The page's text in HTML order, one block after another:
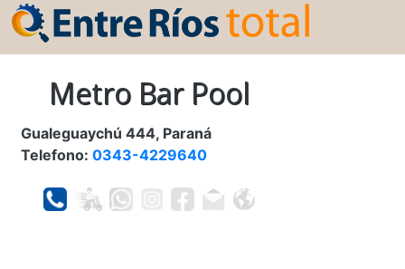
Metro Bar Pool
Gualeguaychú 444, Paraná
Telefono: 0343-4229640